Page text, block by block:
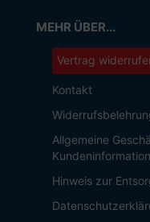
MEHR ÜBER...
Vertrag
Kontakt
Allgemeine
Hinweis zur